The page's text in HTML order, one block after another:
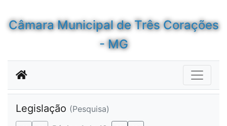
Câmara Municipal de Três Corações
- MG
Legislação (Pesquisa)